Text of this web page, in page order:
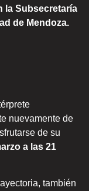
la Subsecretaría
de Mendoza.
nuevamente de
de su
a las 21
también